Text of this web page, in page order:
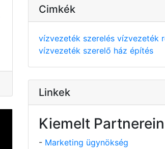
Cimkék
vízvezeték szerelés vízvezeték
vízvezeték szerelő ház építés
Linkek
Kiemelt
- Marketing ügynökség